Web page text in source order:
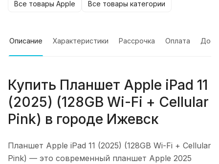
Все товары Apple Все товары категории
Описание Характеристики Рассрочка Оплата
Купить Планшет Apple iPad 11
(2025) (128GB Wi-Fi + Cellular
Pink) в городе Ижевск
Планшет Apple iPad 11 (2025) (128GB Wi-Fi + Cellular
Pink) — это современный планшет Apple 2025